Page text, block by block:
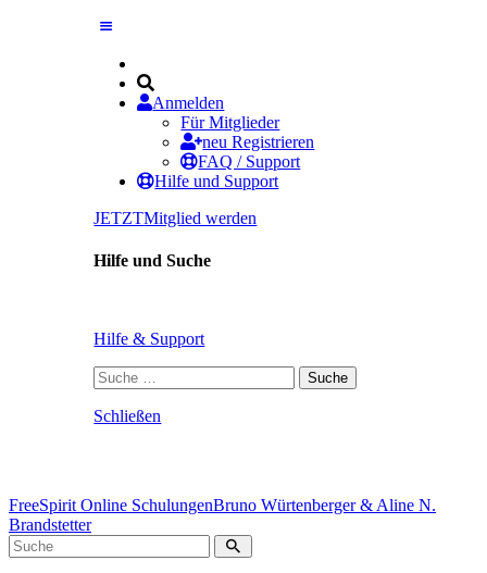
Anmelden
Für Mitglieder
neu Registrieren
FAQ / Support
Hilfe und Support
JETZTMitglied werden
Hilfe und Suche
Hilfe & Support
Suche
nach:
Schließen
FreeSpirit Online SchulungenBruno Würtenberger & Aline N.
Brandstetter